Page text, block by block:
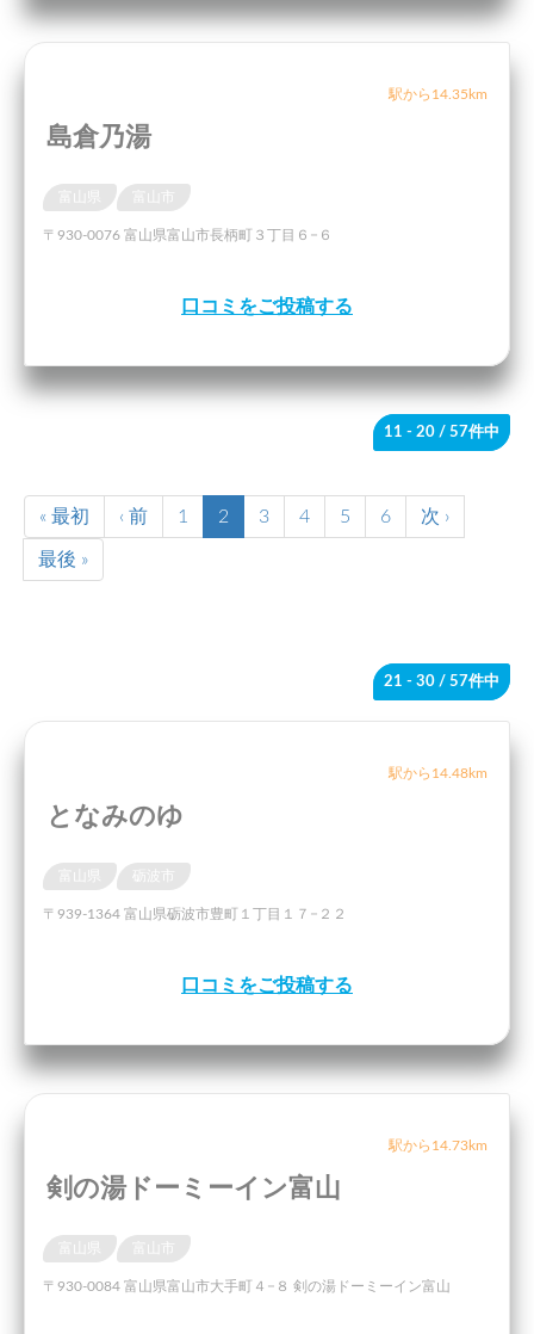
駅から14.35km
島倉乃湯
〒930-0076 富山県富山市長柄町３丁目６−６
口コミをご投稿する
11 - 20 / 57件中
« 最初 ‹ 前 1 2 3 4 5 6 次 ›
最後 »
21 - 30 / 57件中
駅から14.48km
となみのゆ
砺波市
〒939-1364 富山県砺波市豊町１丁目１７−２２
口コミをご投稿する
駅から14.73km
剣の湯ドーミーイン富山
〒930-0084 富山県富山市大手町４−８ 剣の湯ドーミーイン富山